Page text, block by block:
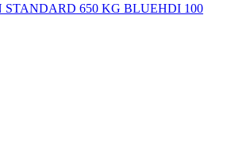
STANDARD 650 KG BLUEHDI 100